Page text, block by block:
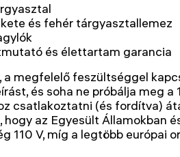
és fehér tárgyasztallemez
és élettartam garancia
a megfelelő feszültséggel
és soha ne próbálja meg a
csatlakoztatni (és fordítva)
hogy az Egyesült Államokban
110 V, míg a legtöbb európai